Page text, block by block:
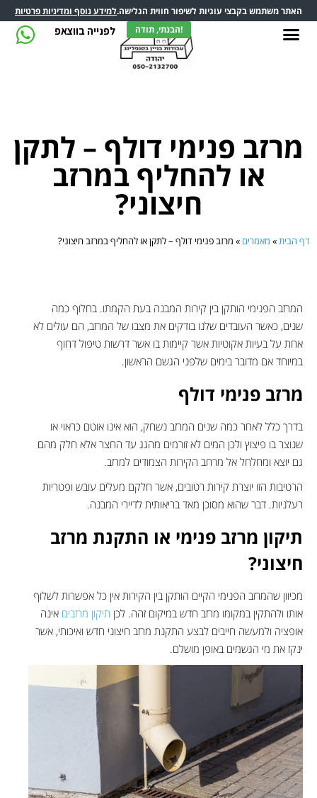
לפנייה בווצאפ
מרזב פנימי דולף – לתקן
או להחליף במרזב
חיצוני?
דף הבית » מאמרים » מרזב פנימי דולף – לתקן או להחליף במרזב חיצוני?
המרזב הפנימי הותקן בין קירות המבנה בעת הקמתו. בחלוף כמה
שנים, כאשר העובדים שלנו בודקים את מצבו של המרזב, הם עולים לא
אחת על בעיות אקוטיות אשר קיימות בו אשר דרשות טיפול דחוף
במיוחד אם מדובר בימים שלפני הגשם הראשון.
מרזב פנימי דולף
בדרך כלל לאחר כמה שנים המרזב נשחק, הוא אינו אוטם כראוי או
שנוצר בו פיצוץ ולכן המים לא זורמים מהגג עד החצר אלא חלק מהם
גם יוצא ומחלחל אל מרחב הקירות הצמודים למרזב.
הרטיבות הזו יוצרת קירות רטובים, אשר חלקם מעלים עובש ופטריות
רעלניות. דבר שהוא מסוכן מאד בריאותית לדיירי המבנה.
תיקון מרזב פנימי או התקנת מרזב
חיצוני?
מכיוון שהמרזב הפנימי הקיים הותקן בין הקירות אין כל אפשרות לשלוף
אותו ולהתקין במקומו מרזב חדש במיקום זהה. לכן תיקון מרזבים אינה
אופציה ולמעשה חייבים לבצע התקנת מרזב חיצוני חדש ואיכותי, אשר
ינקז את מי הגשמים באופן מושלם.
האתר משתמש בקבצי עוגיות לשיפור חווית הגלישה.למידע נוסף ומדיניות פרטיות
הבנתי, תודה!